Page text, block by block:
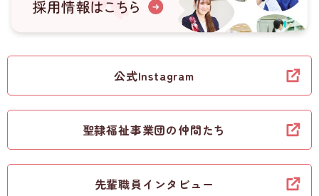
公式Instagram
聖隷福祉事業団の仲間たち
先輩職員インタビュー